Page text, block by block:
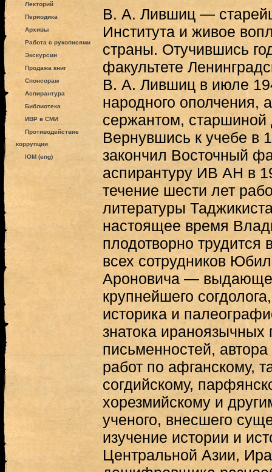
Лекторий
Периодика
Архивы
Работа с рукописями
Экскурсии
Продажа книг
Спонсорам
Аспирантура
Библиотека
ИВР в СМИ
Противодействие
коррупции
IOM (eng)
В. А. Лившиц —
Института и живое
страны. Отучившись
факультете
В. А. Лившиц в июле
народного ополчения,
сержантом,
Вернувшись к учебе в
закончил Восточный
аспирантуру ИВ АН в
течение шести лет
литературы
настоящее время
плодотворно
всех сотрудников
Ароновича —
крупнейшего
историка и
знатока ираноязычных
письменностей,
работ по афганскому,
согдийскому,
хорезмийскому и
ученого, внесшего
изучение истории и
Центральной Азии,